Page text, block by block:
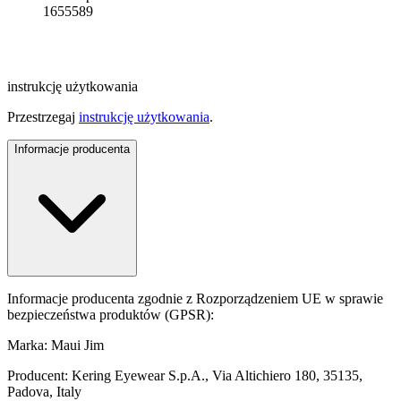
1655589
instrukcję użytkowania
Przestrzegaj instrukcję użytkowania.
Informacje producenta
Informacje producenta zgodnie z Rozporządzeniem UE w sprawie
bezpieczeństwa produktów (GPSR):
Marka: Maui Jim
Producent: Kering Eyewear S.p.A., Via Altichiero 180, 35135,
Padova, Italy